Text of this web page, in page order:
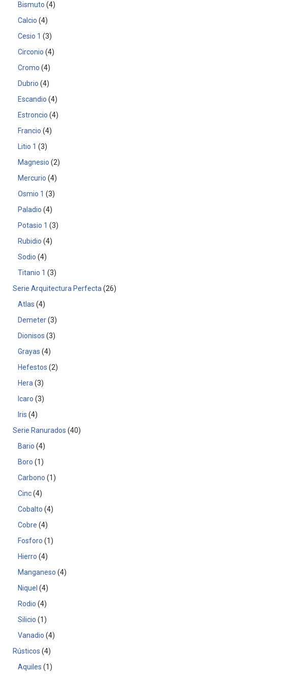
Bismuto 4
Calcio 4
Cesio 1
3
Circonio 4
Cromo 4
Dubrio 4
Escandio 4
Estroncio 4
Francio 4
Litio 1
3
Magnesio 2
Mercurio 4
Osmio 1
3
Paladio 4
Potasio 1
3
Rubidio 4
Sodio 4
Titanio 1
3
Serie Arquitectura Perfecta 26
Atlas 4
Demeter 3
Dionisos 3
Grayas 4
Hefestos 2
Hera 3
Icaro 3
Iris 4
Serie Ranurados 40
Bario 4
Boro
1
Carbono
1
Cinc 4
Cobalto 4
Cobre 4
Fosforo
1
Hierro 4
Manganeso 4
Niquel
4
Rodio 4
Silicio
1
Vanadio 4
Rústicos 4
Aquiles
1